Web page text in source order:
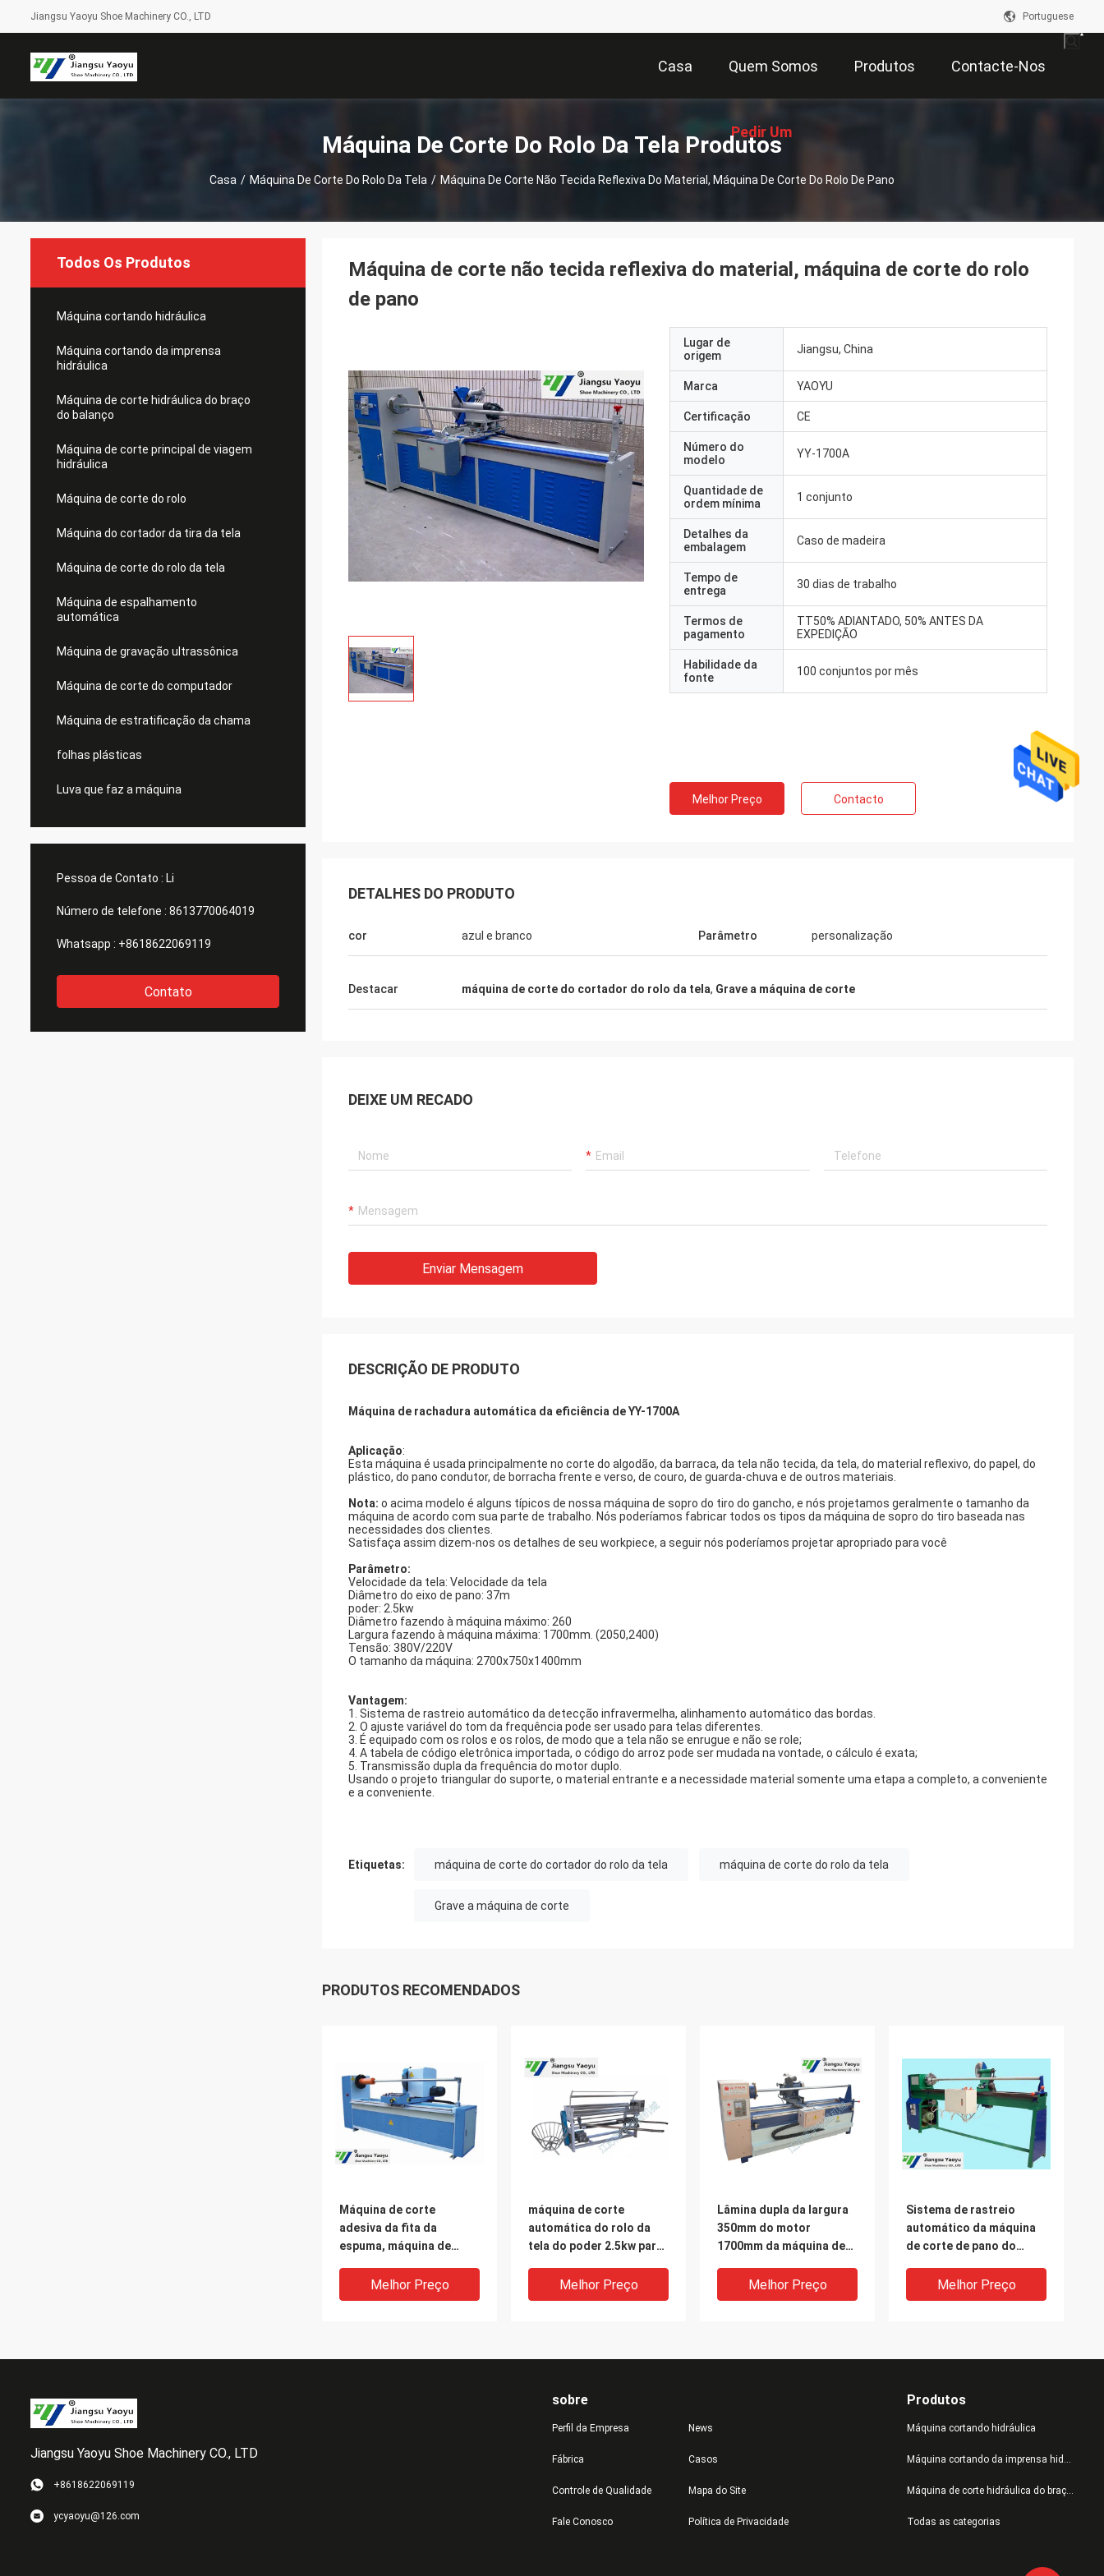
Jiangsu Yaoyu Shoe Machinery CO., LTD Portuguese
Casa Quem Somos Produtos Contacte-Nos
Pedir Um
Máquina De Corte Do Rolo Da Tela Produtos
Casa / Máquina De Corte Do Rolo Da Tela / Máquina De Corte Não Tecida Reflexiva Do Material, Máquina De Corte Do Rolo De Pano
Todos Os Produtos
Máquina cortando hidráulica
Máquina cortando da imprensa
hidráulica
Máquina de corte hidráulica do braço
do balanço
Máquina de corte principal de viagem
hidráulica
Máquina de corte do rolo
Máquina do cortador da tira da tela
Máquina de corte do rolo da tela
Máquina de espalhamento
automática
Máquina de gravação ultrassônica
Máquina de corte do computador
Máquina de estratificação da chama
folhas plásticas
Luva que faz a máquina
Pessoa de Contato : Li
Número de telefone : 8613770064019
Whatsapp : +8618622069119
Contato
Máquina de corte não tecida reflexiva do material, máquina de corte do rolo
de pano
Lugar de
origem
Jiangsu, China
Marca YAOYU
Certificação CE
Número do
modelo
YY-1700A
Quantidade de
ordem mínima
1 conjunto
Detalhes da
embalagem
Caso de madeira
Tempo de
entrega
30 dias de trabalho
Termos de
pagamento
TT50% ADIANTADO, 50% ANTES DA
EXPEDIÇÃO
Habilidade da
fonte
100 conjuntos por mês
Melhor Preço Contacto
DETALHES DO PRODUTO
cor azul e branco Parâmetro personalização
Destacar máquina de corte do cortador do rolo da tela, Grave a máquina de corte
DEIXE UM RECADO
Enviar Mensagem
DESCRIÇÃO DE PRODUTO
Máquina de rachadura automática da eficiência de YY-1700A
Aplicação:
Esta máquina é usada principalmente no corte do algodão, da barraca, da tela não tecida, da tela, do material reflexivo, do papel, do
plástico, do pano condutor, de borracha frente e verso, de couro, de guarda-chuva e de outros materiais.
Nota: o acima modelo é alguns típicos de nossa máquina de sopro do tiro do gancho, e nós projetamos geralmente o tamanho da
máquina de acordo com sua parte de trabalho. Nós poderíamos fabricar todos os tipos da máquina de sopro do tiro baseada nas
necessidades dos clientes.
Satisfaça assim dizem-nos os detalhes de seu workpiece, a seguir nós poderíamos projetar apropriado para você
Parâmetro:
Velocidade da tela: Velocidade da tela
Diâmetro do eixo de pano: 37m
poder: 2.5kw
Diâmetro fazendo à máquina máximo: 260
Largura fazendo à máquina máxima: 1700mm. (2050,2400)
Tensão: 380V/220V
O tamanho da máquina: 2700х750х1400mm
Vantagem:
1. Sistema de rastreio automático da detecção infravermelha, alinhamento automático das bordas.
2. O ajuste variável do tom da frequência pode ser usado para telas diferentes.
3. É equipado com os rolos e os rolos, de modo que a tela não se enrugue e não se role;
4. A tabela de código eletrônica importada, o código do arroz pode ser mudada na vontade, o cálculo é exata;
5. Transmissão dupla da frequência do motor duplo.
Usando o projeto triangular do suporte, o material entrante e a necessidade material somente uma etapa a completo, a conveniente
e a conveniente.
Etiquetas: máquina de corte do cortador do rolo da tela máquina de corte do rolo da tela
Grave a máquina de corte
PRODUTOS RECOMENDADOS
Máquina de corte
adesiva da fita da
espuma, máquina de
da fitaMelhor Preço
máquina de corte
automática do rolo da
tela do poder 2.5kw para
Melhor Preço
Lâmina dupla da largura
350mm do motor
1700mm da máquina de
rolo da tela da eficiência
elevada
Melhor Preço
Sistema de rastreio
automático da máquina
de corte de pano do
da telaMelhor Preço
Máquina de corte de
Máquina de corte do
Não - máquina de corte
Jiangsu Yaoyu Shoe Machinery CO., LTD
+8618622069119
ycyaoyu@126.com
sobre
Perfil da Empresa
Fábrica
Controle de Qualidade
Fale Conosco
News
Casos
Mapa do Site
Política de Privacidade
Produtos
Máquina cortando hidráulica
Máquina cortando da imprensa hidráulica
Máquina de corte hidráulica do braço do balanço
Todas as categorias